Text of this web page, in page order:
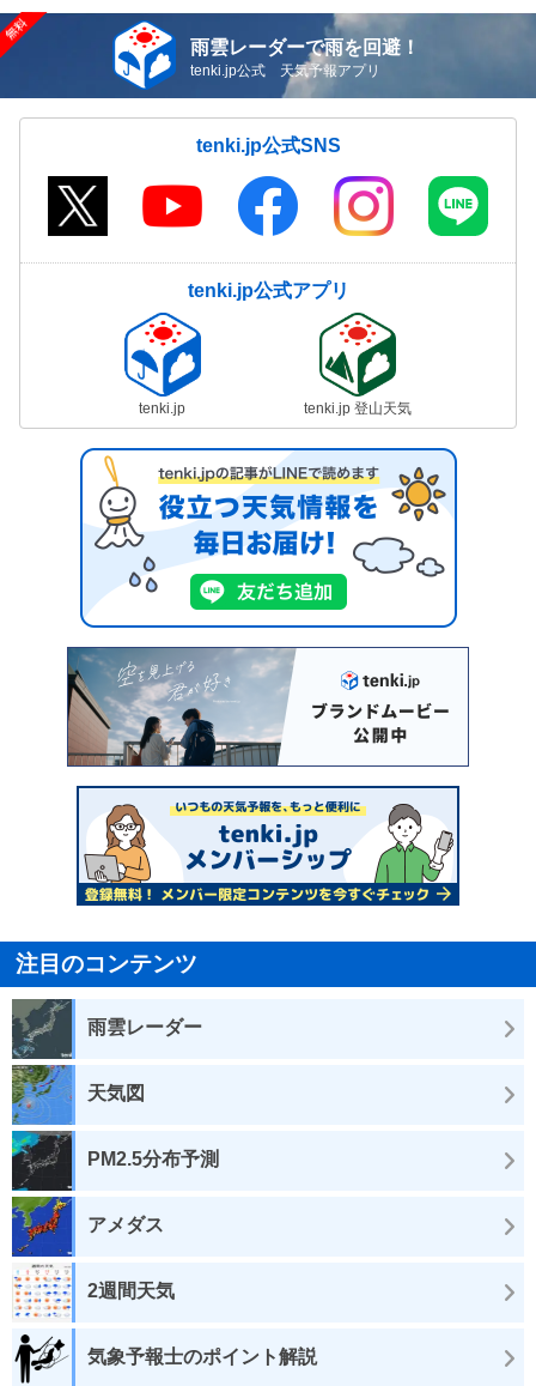
雨雲レーダーで雨を回避！
tenki.jp公式 天気予報アプリ
tenki.jp公式SNS
tenki.jp公式アプリ
tenki.jp tenki.jp 登山天気
注目のコンテンツ
雨雲レーダー
天気図
PM2.5分布予測
アメダス
2週間天気
気象予報士のポイント解説